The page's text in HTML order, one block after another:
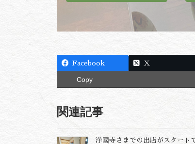
Facebook X
Copy
関連記事
浄國寺さまでの出店がスタート